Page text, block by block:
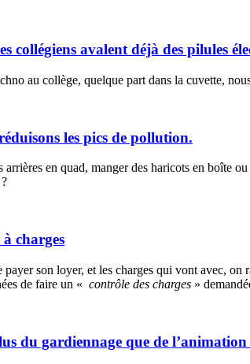
collégiens avalent déjà des pilules
au collège, quelque part dans la cuvette,
les pics de pollution.
arrières en quad, manger des haricots en boîte
charges
son loyer, et les charges qui vont avec, on
de faire un « contrôle des charges »
du gardiennage que de l’animation